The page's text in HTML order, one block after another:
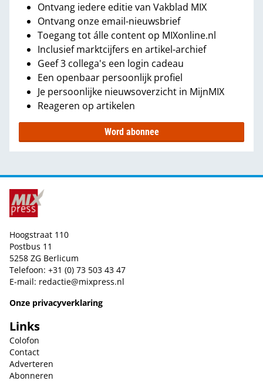
Ontvang iedere editie van Vakblad MIX
Ontvang onze email-nieuwsbrief
Toegang tot álle content op MIXonline.nl
Inclusief marktcijfers en artikel-archief
Geef 3 collega's een login cadeau
Een openbaar persoonlijk profiel
Je persoonlijke nieuwsoverzicht in MijnMIX
Reageren op artikelen
Word abonnee
Hoogstraat 110
Postbus 11
5258 ZG Berlicum
Telefoon: +31 (0) 73 503 43 47
E-mail: redactie@mixpress.nl
Onze privacyverklaring
Links
Colofon
Contact
Adverteren
Abonneren